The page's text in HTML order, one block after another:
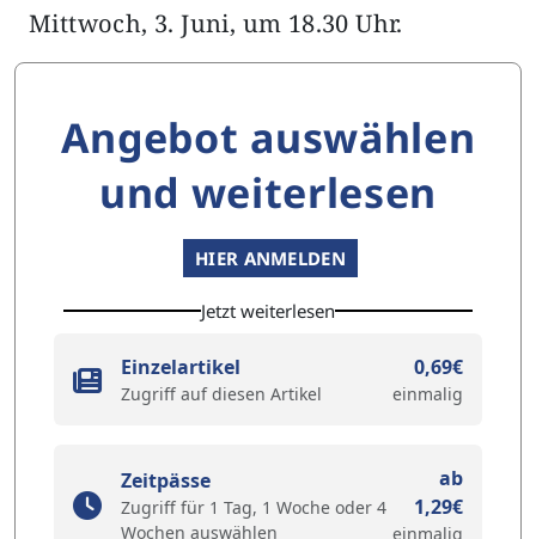
Mittwoch, 3. Juni, um 18.30 Uhr.
Angebot auswählen
und weiterlesen
HIER ANMELDEN
Jetzt weiterlesen
Einzelartikel
Zugriff auf diesen Artikel
0,69€
einmalig
Zeitpässe
Zugriff für 1 Tag, 1 Woche oder 4
Wochen auswählen
ab
1,29€
einmalig